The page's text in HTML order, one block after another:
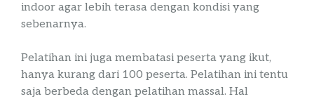
indoor agar lebih terasa dengan kondisi yang
sebenarnya.
Pelatihan ini juga membatasi peserta yang ikut,
hanya kurang dari 100 peserta. Pelatihan ini tentu
saja berbeda dengan pelatihan massal. Hal